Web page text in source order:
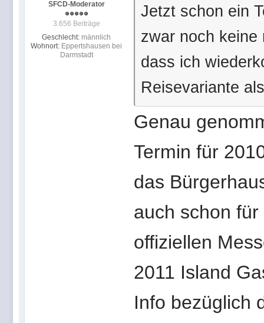
SFCD-Moderator
3.656 Beiträge
Geschlecht: männlich
Wohnort: Eppertshausen bei
Darmstadt
Jetzt schon ein
zwar noch keine
dass ich
Reisevariante
Genau
Termin für
das
auch schon
offiziellen
2011 Island
Info bezüglich